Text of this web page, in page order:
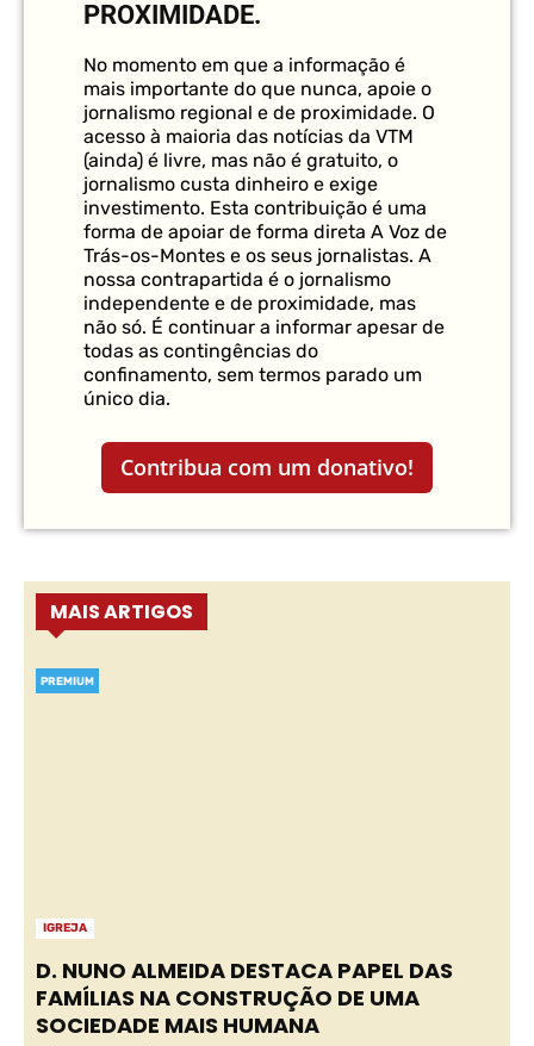
PROXIMIDADE.
No momento em que a informação é
mais importante do que nunca, apoie o
jornalismo regional e de proximidade. O
acesso à maioria das notícias da VTM
(ainda) é livre, mas não é gratuito, o
jornalismo custa dinheiro e exige
investimento. Esta contribuição é uma
forma de apoiar de forma direta A Voz de
Trás-os-Montes e os seus jornalistas. A
nossa contrapartida é o jornalismo
independente e de proximidade, mas
não só. É continuar a informar apesar de
todas as contingências do
confinamento, sem termos parado um
único dia.
Contribua com um donativo!
MAIS ARTIGOS
IGREJA
PREMIUM
D. NUNO ALMEIDA DESTACA PAPEL DAS
FAMÍLIAS NA CONSTRUÇÃO DE UMA
SOCIEDADE MAIS HUMANA